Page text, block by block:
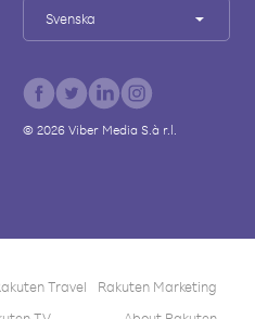
Svenska
© 2026Viber Media S.à r.l.
Travel
Rakuten Marketing